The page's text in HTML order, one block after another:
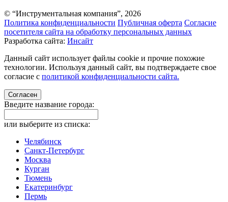
© “Инструментальная компания”, 2026
Политика конфиденциальности Публичная оферта Согласие
посетителя сайта на обработку персональных данных
Разработка сайта: Инсайт
Данный сайт использует файлы cookie и прочие похожие
технологии. Используя данный сайт, вы подтверждаете свое
согласие с политикой конфиденциальности сайта.
Согласен
Введите название города:
или выберите из списка:
Челябинск
Санкт-Петербург
Москва
Курган
Тюмень
Екатеринбург
Пермь